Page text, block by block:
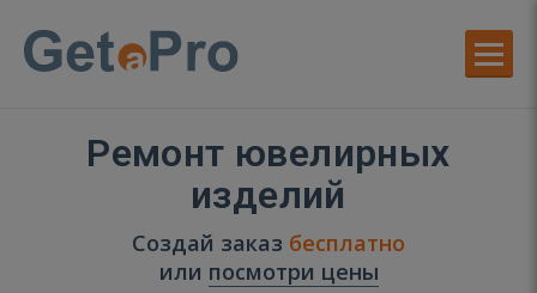
Ремонт ювелирных
изделий
Создай заказ бесплатно
или посмотри цены